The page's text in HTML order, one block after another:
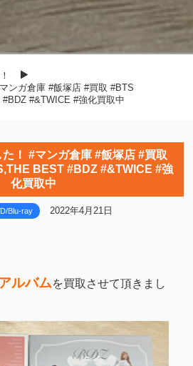
ンガ倉庫 #飯塚店 #買取 #BTS
#&TWICE #強化買取中
！ #マンガ倉庫 #飯塚店 #買取
BEST #BDZ #&TWICE #強
化買取中
Blu-ray 2022年4月21日
ルバムを買取させて頂きまし